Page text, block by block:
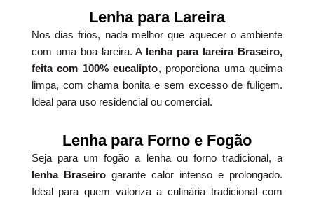
Lenha para Lareira
Nos dias frios, nada melhor que aquecer o ambiente
com uma boa lareira. A lenha para lareira Braseiro,
feita com 100% eucalipto, proporciona uma queima
limpa, com chama bonita e sem excesso de fuligem.
Ideal para uso residencial ou comercial.
Lenha para Forno e Fogão
Seja para um fogão a lenha ou forno tradicional, a
lenha Braseirogarante calor intenso e prolongado.
Ideal para quem valoriza a culinária tradicional com